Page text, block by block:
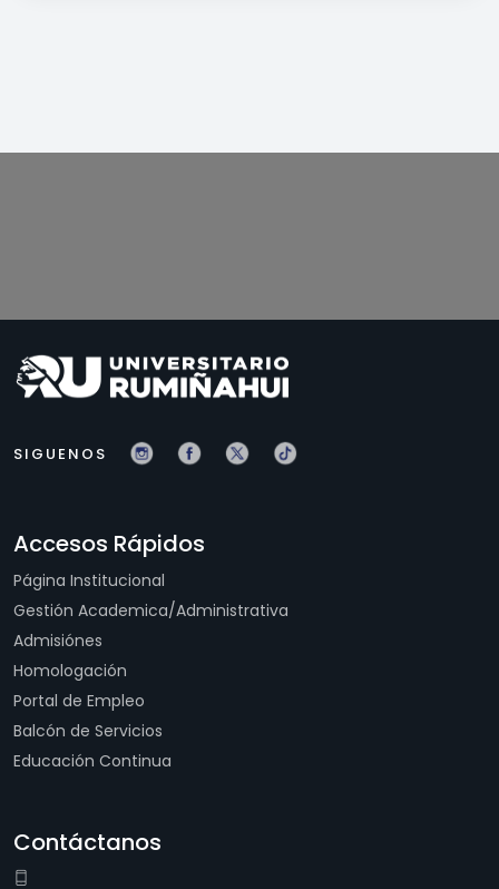
SIGUENOS
Accesos Rápidos
Página Institucional
Gestión Academica/Administrativa
Admisiónes
Homologación
Portal de Empleo
Balcón de Servicios
Educación Continua
Contáctanos